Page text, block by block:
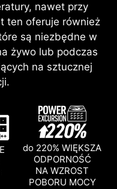
nawet przy
ten oferuje również
są niezbędne w
żywo lub podczas
na sztucznej
do 220% WIĘKSZA
ODPORNOŚĆ
NA WZROST
POBORU MOCY